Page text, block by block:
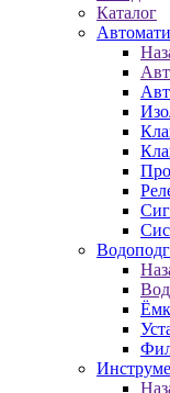
Каталог